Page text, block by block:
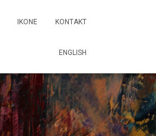
IKONE KONTAKT
ENGLISH